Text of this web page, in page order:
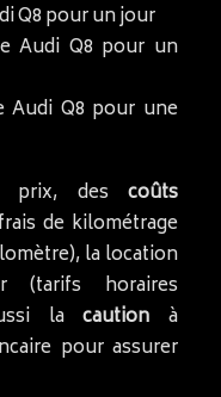
Q8 pour un jour
Audi Q8 pour un
Audi Q8 pour une
prix, des coûts
de kilométrage
la location
(tarifs horaires
lacaution à
pour assurer